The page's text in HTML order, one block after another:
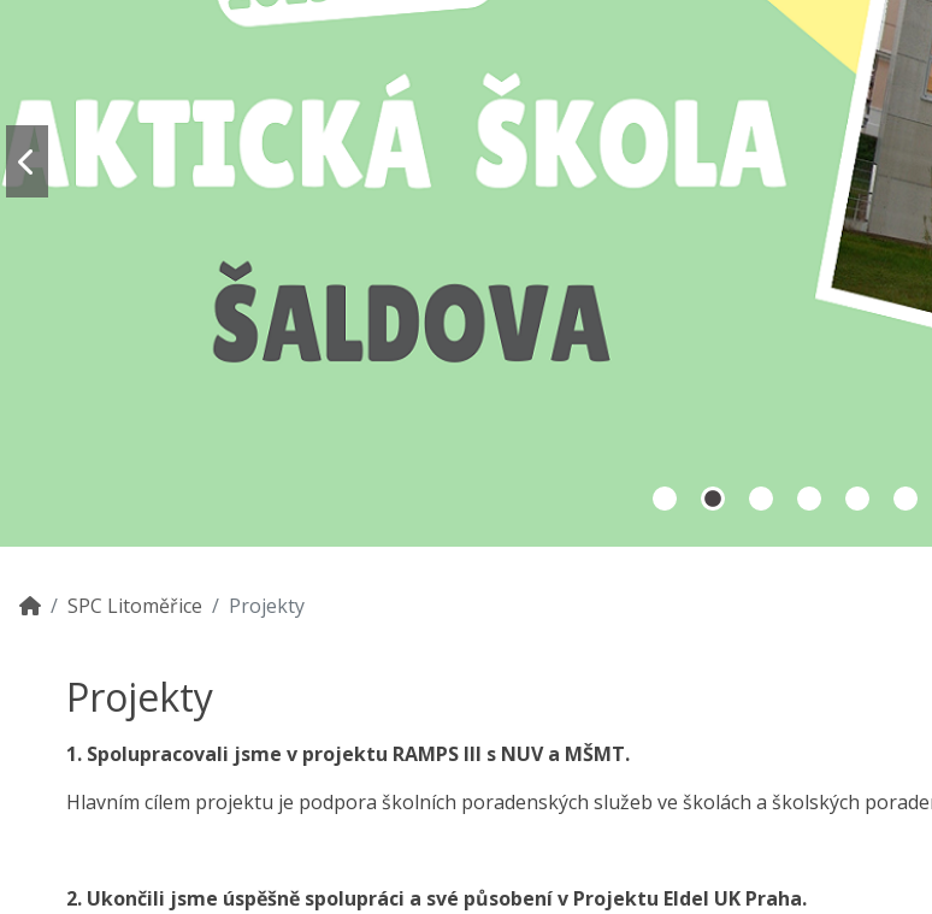
SPC Litoměřice Projekty
Projekty
1. Spolupracovali jsme v projektu RAMPS III s NUV a MŠMT.
Hlavním cílem projektu je podpora školních poradenských služeb ve školách a školských
2. Ukončili jsme úspěšně spolupráci a své působení v Projektu Eldel UK Praha.